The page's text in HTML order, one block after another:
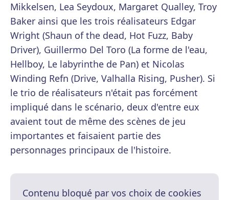
Mikkelsen, Lea Seydoux, Margaret Qualley, Troy
Baker ainsi que les trois réalisateurs Edgar
Wright (Shaun of the dead, Hot Fuzz, Baby
Driver), Guillermo Del Toro (La forme de l'eau,
Hellboy, Le labyrinthe de Pan) et Nicolas
Winding Refn (Drive, Valhalla Rising, Pusher). Si
le trio de réalisateurs n'était pas forcément
impliqué dans le scénario, deux d'entre eux
avaient tout de même des scènes de jeu
importantes et faisaient partie des
personnages principaux de l'histoire.
Contenu bloqué par vos choix de cookies